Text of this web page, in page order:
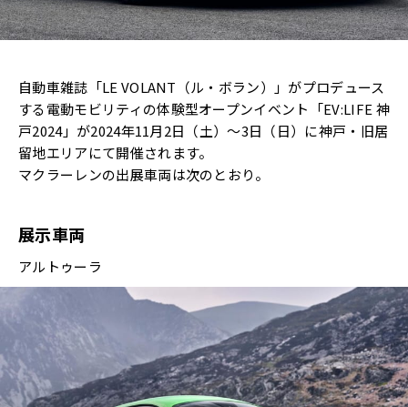
自動車雑誌「LE VOLANT（ル・ボラン）」がプロデュース
する電動モビリティの体験型オープンイベント「EV:LIFE 神
戸2024」が2024年11月2日（土）～3日（日）に神戸・旧居
留地エリアにて開催されます。
マクラーレンの出展車両は次のとおり。
展示車両
アルトゥーラ